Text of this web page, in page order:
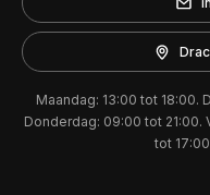
Maandag: 13:00 tot 18:00.
Donderdag: 09:00 tot 21:00.
tot